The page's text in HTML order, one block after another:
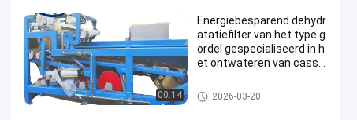
00:14
Energiebesparend dehydr
atatiefilter van het type g
ordel gespecialiseerd in h
et ontwateren van cassa
De Verwerkingsmachine van h
et maniokzetmeel
2026-03-20